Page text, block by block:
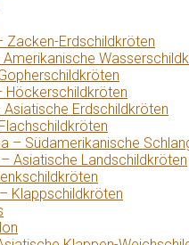
Zacken-Erdschildkröten
Höckerschildkröten
Erdschildkröten
– Südamerikanische
Asiatische Landschildkröten
Klappschildkröten